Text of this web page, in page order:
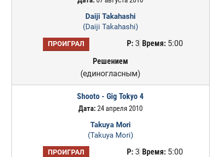
Daiji Takahashi
(Daiji Takahashi)
ПРОИГРАЛ Р:3 Время:5:00
Решением
(единогласным)
Shooto - Gig Tokyo 4
Дата:24 апреля 2010
Takuya Mori
(Takuya Mori)
ПРОИГРАЛ Р:3 Время:5:00